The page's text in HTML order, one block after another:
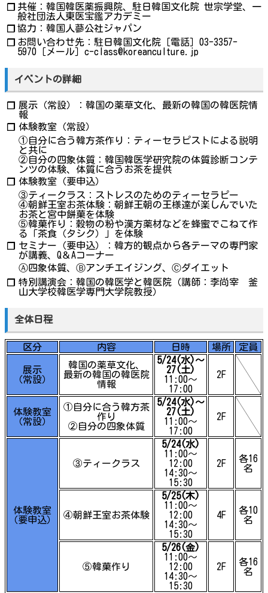
❐ 共催：韓国韓医薬振興院、駐日韓国文化院 世宗学堂、一
般社団法人東医宝鑑アカデミー
❐ 協力：韓国人蔘公社ジャパン
❐ お問い合わせ先：駐日韓国文化院［電話］03-3357-
5970［メール］c-class@koreanculture.jp
イベントの詳細
❐ 展示（常設）：韓国の薬草文化、最新の韓国の韓医院情
報
❐ 体験教室（常設）
①自分に合う韓方茶作り：ティーセラピストによる説明
と共に
②自分の四象体質：韓国韓医学研究院の体質診断コンテ
ンツの体験、体質に合うお茶を提供
❐ 体験教室（要申込）
③ティークラス：ストレスのためのティーセラピー
④朝鮮王室お茶体験：朝鮮王朝の王様達が楽しんでいた
お茶と宮中餅菓を体験
⑤韓菓作り：穀物の粉や漢方薬材などを蜂蜜でこねて作
る「茶食（タシク）」を体験
❐ セミナー（要申込）：韓方的観点から各テーマの専門家
が講義、Q＆Aコーナー
Ⓐ四象体質、Ⓑアンチエイジング、Ⓒダイエット
❐ 特別講演会：韓国の韓医学と韓医院（講師：李尚宰 釜
山大学校韓医学専門大学院教授）
全体日程
区分 内容 日時 場所 定員
展示
（常設）
韓国の薬草文化、
最新の韓国の韓医院
情報
5/24(水)～
27(土)
11:00～
17:00
2F
体験教室
（常設）
①自分に合う韓方茶
作り
②自分の四象体質
5/24(水)～
27(土)
11:00～
17:00
2F
体験教室
（要申込）
③ティークラス
5/24(水)
11:00～
12:00
14:30～
15:30
2F
各16
名
④朝鮮王室お茶体験
5/25(木)
11:00～
12:00
14:30～
15:30
4F
各10
名
⑤韓菓作り
5/26(金)
11:00～
12:00
14:30～
15:30
2F
各16
名